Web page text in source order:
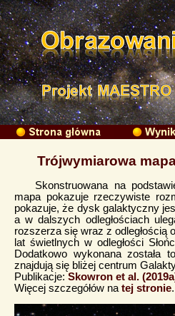
Trójwymiarowa
Skonstruowana na
mapa pokazuje rzeczywiste
pokazuje, że dysk galaktyczny
a w dalszych odległościach
rozszerza się wraz z odległością
lat świetlnych w odległości
Dodatkowo wykonana została
znajdują się bliżej centrum
Publikacje: Skowron et al.
Więcej szczegółów na tej stronie.